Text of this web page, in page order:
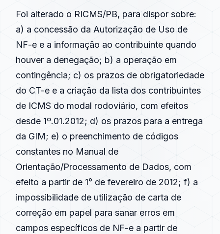
Foi alterado o RICMS/PB, para dispor sobre:
a) a concessão da Autorização de Uso de
NF-e e a informação ao contribuinte quando
houver a denegação; b) a operação em
contingência; c) os prazos de obrigatoriedade
do CT-e e a criação da lista dos contribuintes
de ICMS do modal rodoviário, com efeitos
desde 1º.01.2012; d) os prazos para a entrega
da GIM; e) o preenchimento de códigos
constantes no Manual de
Orientação/Processamento de Dados, com
efeito a partir de 1° de fevereiro de 2012; f) a
impossibilidade de utilização de carta de
correção em papel para sanar erros em
campos específicos de NF-e a partir de